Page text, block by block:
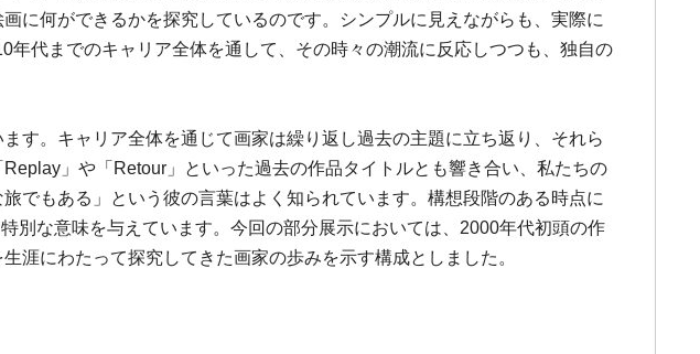
に何ができるかを探究しているのです。シンプルに見えながらも、実際に
代までのキャリア全体を通して、その時々の潮流に反応しつつも、独自の
す。キャリア全体を通じて画家は繰り返し過去の主題に立ち返り、それら
」や「Retour」といった過去の作品タイトルとも響き合い、私たちの
でもある」という彼の言葉はよく知られています。構想段階のある時点に
別な意味を与えています。今回の部分展示においては、2000年代初頭の作
涯にわたって探究してきた画家の歩みを示す構成としました。